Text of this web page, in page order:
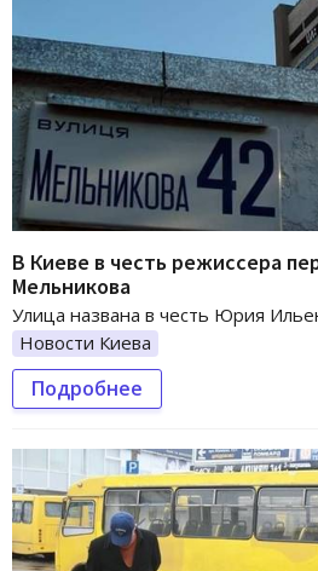
В Киеве в честь режиссера
Мельникова
Улица названа в честь Юрия
Новости Киева
Подробнее